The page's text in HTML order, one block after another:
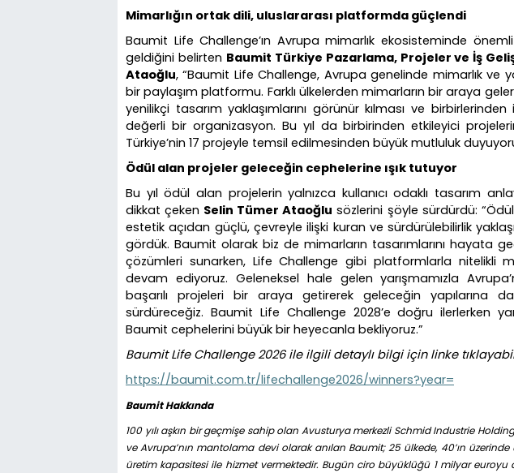
Mimarlığın ortak dili, uluslararası platformda güçlendi
Baumit Life Challenge’ın Avrupa mimarlık ekosisteminde
geldiğini belirten Baumit Türkiye Pazarlama, Projeler ve İş
Ataoğlu, “Baumit Life Challenge, Avrupa genelinde mimarlık ve
bir paylaşım platformu. Farklı ülkelerden mimarların bir araya
yenilikçi tasarım yaklaşımlarını görünür kılması ve
değerli bir organizasyon. Bu yıl da birbirinden etkileyici
Türkiye’nin 17 projeyle temsil edilmesinden büyük mutluluk
Ödül alan projeler geleceğin cephelerine ışık tutuyor
Bu yıl ödül alan projelerin yalnızca kullanıcı odaklı tasarım
dikkat çeken Selin Tümer Ataoğlu sözlerini şöyle sürdürdü:
estetik açıdan güçlü, çevreyle ilişki kuran ve sürdürülebilirlik
gördük. Baumit olarak biz de mimarların tasarımlarını hayata
çözümleri sunarken, Life Challenge gibi platformlarla nitelikli
devam ediyoruz. Geleneksel hale gelen yarışmamızla
başarılı projeleri bir araya getirerek geleceğin yapılarına
sürdüreceğiz. Baumit Life Challenge 2028’e doğru ilerlerken
Baumit cephelerini büyük bir heyecanla bekliyoruz.”
Baumit Life Challenge 2026 ile ilgili detaylı bilgi için linke
https://baumit.com.tr/lifechallenge2026/winners?year=
Baumit Hakkında
100 yılı aşkın bir geçmişe sahip olan Avusturya merkezli Schmid Industrie
ve Avrupa’nın mantolama devi olarak anılan Baumit; 25 ülkede, 40’ın
üretim kapasitesi ile hizmet vermektedir. Bugün ciro büyüklüğü 1 milyar euroyu